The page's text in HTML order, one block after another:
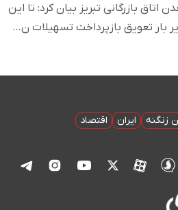
بازرگانی تبریز بیان کرد: تا این
بار تعویق بازپرداخت تسهیلات ن…
زنگنه ایران
اقتصاد